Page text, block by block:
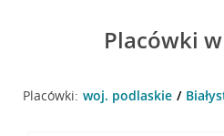
Placówki
Placówki: woj. podlaskie